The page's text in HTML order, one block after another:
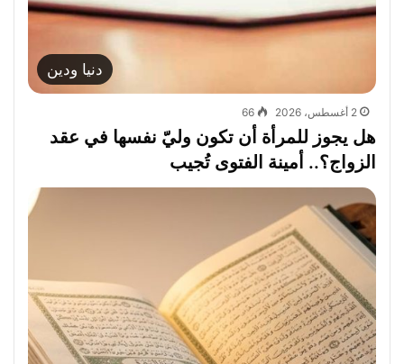
دنيا ودين
2 أغسطس، 2026 66
هل يجوز للمرأة أن تكون وليّ نفسها في عقد
الزواج؟.. أمينة الفتوى تُجيب